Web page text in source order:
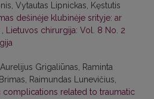
Vytautas Lipnickas, Kęstutis
dešinėje klubinėje srityje: ar
Lietuvos chirurgija: Vol. 8 No. 2
Grigaliūnas, Raminta
Raimundas Lunevičius,
complications related to traumatic